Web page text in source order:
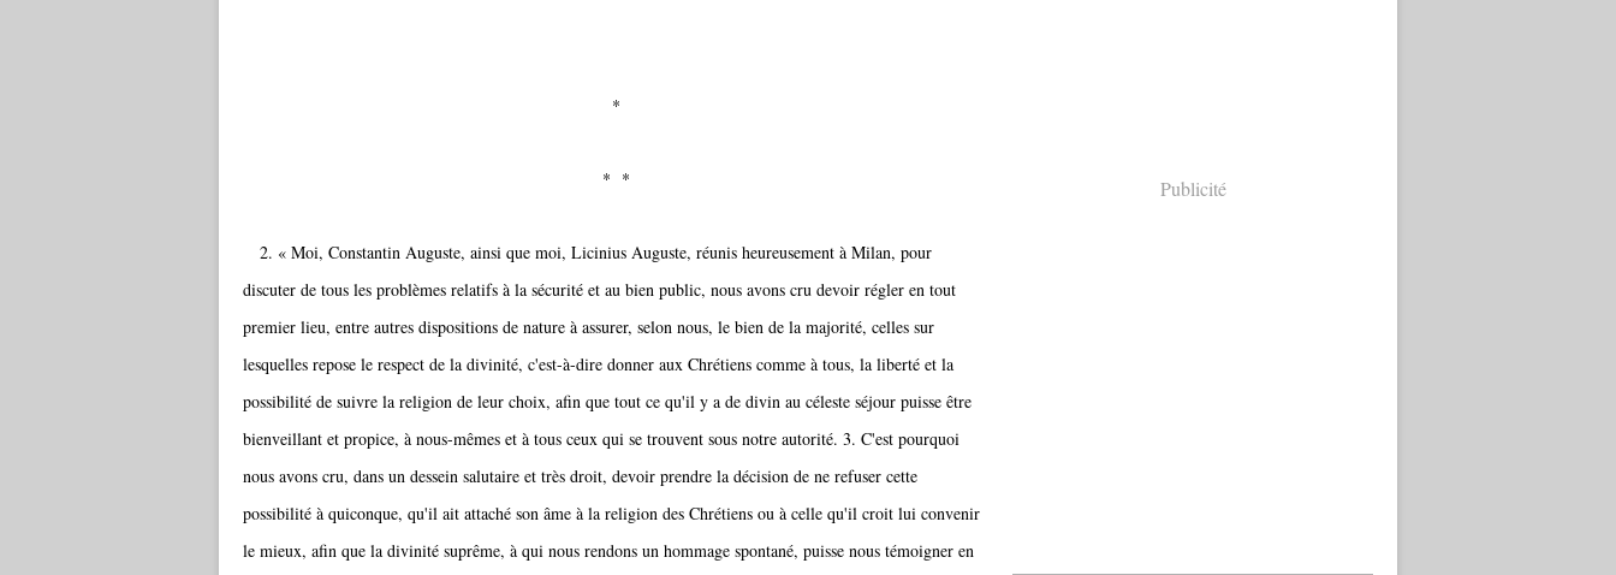
*
* *
2. « Moi, Constantin Auguste, ainsi que moi, Licinius Auguste, réunis heureusement à Milan, pour
discuter de tous les problèmes relatifs à la sécurité et au bien public, nous avons cru devoir régler en tout
premier lieu, entre autres dispositions de nature à assurer, selon nous, le bien de la majorité, celles sur
lesquelles repose le respect de la divinité, c'est-à-dire donner aux Chrétiens comme à tous, la liberté et la
possibilité de suivre la religion de leur choix, afin que tout ce qu'il y a de divin au céleste séjour puisse être
bienveillant et propice, à nous-mêmes et à tous ceux qui se trouvent sous notre autorité. 3. C'est pourquoi
nous avons cru, dans un dessein salutaire et très droit, devoir prendre la décision de ne refuser cette
possibilité à quiconque, qu'il ait attaché son âme à la religion des Chrétiens ou à celle qu'il croit lui convenir
le mieux, afin que la divinité suprême, à qui nous rendons un hommage spontané, puisse nous témoigner en
Publicité